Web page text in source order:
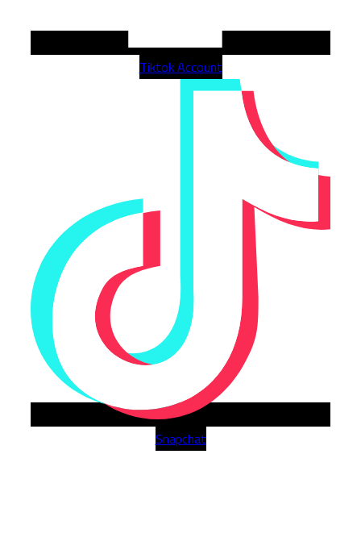
Tiktok Account
Snapchat